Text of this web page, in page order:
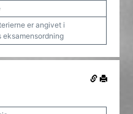
er angivet i
eksamensordning